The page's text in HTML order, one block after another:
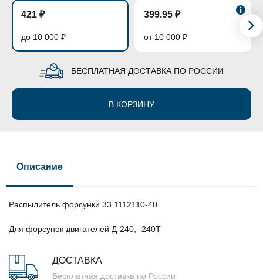
421 ₽
до 10 000 ₽
399.95 ₽
от 10 000 ₽
БЕСПЛАТНАЯ ДОСТАВКА ПО РОССИИ
В КОРЗИНУ
Описание
Распылитель форсунки 33.1112110-40
Для форсунок двигателей Д-240, -240Т
ДОСТАВКА
Бесплатная доставка по России